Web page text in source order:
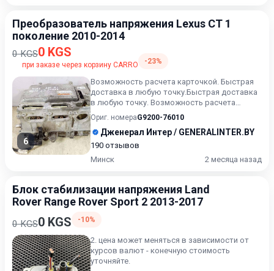
Преобразователь напряжения Lexus CT 1
поколение 2010-2014
0 KGS0 KGS
при заказе через корзину CARRO -23%
6
Возможность расчета карточкой. Быстрая
доставка в любую точку.Быстрая доставка
в любую точку. Возможность расчета
карточкой. Рассрочка. Пров...
Ориг. номераG9200-76010
Дженерал Интер / GENERALINTER.BY
190 отзывов
Минск
2 месяца назад
Блок стабилизации напряжения Land
Rover Range Rover Sport 2 2013-2017
0 KGS0 KGS -10%
2. цена может меняться в зависимости от
курсов валют - конечную стоимость
уточняйте.